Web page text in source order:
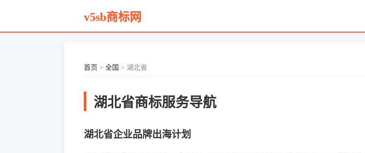
v5sb商标网
首页 > 全国 > 湖北省
湖北省商标服务导航
湖北省企业品牌出海计划